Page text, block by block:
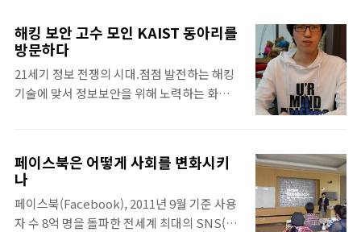
어져오고 있다. 딸기파티에서는 친구들끼리
모이거나, 학과나 동아리, 연구실의 구성원들
이 학교 곳곳에 있는 잔디에 삼삼오오 둘러앉
아 같이 딸기를 먹으며 즐거운 시간을 보낸다.
특히 평소 만나지 못했던 사람들이라도 딸기..
공부하고, 관련된 일을 하고 있다. 그래서 보통
많은 산업디자인학과에서는 1년에 한 번씩 졸
업전시를 통해 학생들의 그러한 활동을 대중에
게 선보이곤 한다. 그런데 이러한 생각을 넘어
특전사'는 카이스트 산업디자인학과의 대학원
생들이 주축으로 2011년 처음 창설되어
physical computing 작업을 하고 있는 단체
로 센서 기술과 프로그래밍, 디자인을 결합한
해킹 보안 고수 모인 KAIST 동아리를
방문하다
21세기 정보 전쟁의 시대.점점 발전하는 해킹
기술에 맞서 정보보안을 위해 노력하는 화이트
였다. 컨퍼런스와 함께 열린 국제해킹방어대
회에서는 국내 전문가의 활약이 두드러졌다.
그 중 당당히 3위를 차지한 카이스트 GoN팀을
만나보았다. GoN은 God of Network의 약
페이스북은 어떻게 사회를 변화시키
나
페이스북(Facebook), 2011년 9월 기준 사용
자 수 8억 명을 돌파한 전세계 최대의 SNS(소